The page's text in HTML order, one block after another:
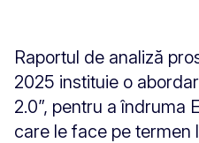
Raportul de analiză
2025 instituie o
2.0”, pentru a îndruma
care le face pe termen